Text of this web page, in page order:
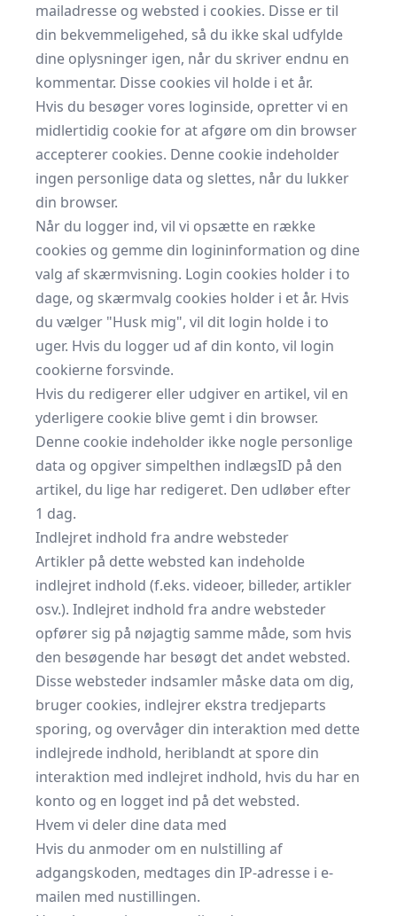
mailadresse og websted i cookies. Disse er til
din bekvemmeligehed, så du ikke skal udfylde
dine oplysninger igen, når du skriver endnu en
kommentar. Disse cookies vil holde i et år.
Hvis du besøger vores loginside, opretter vi en
midlertidig cookie for at afgøre om din browser
accepterer cookies. Denne cookie indeholder
ingen personlige data og slettes, når du lukker
din browser.
Når du logger ind, vil vi opsætte en række
cookies og gemme din logininformation og dine
valg af skærmvisning. Login cookies holder i to
dage, og skærmvalg cookies holder i et år. Hvis
du vælger "Husk mig", vil dit login holde i to
uger. Hvis du logger ud af din konto, vil login
cookierne forsvinde.
Hvis du redigerer eller udgiver en artikel, vil en
yderligere cookie blive gemt i din browser.
Denne cookie indeholder ikke nogle personlige
data og opgiver simpelthen indlægsID på den
artikel, du lige har redigeret. Den udløber efter
1 dag.
Indlejret indhold fra andre websteder
Artikler på dette websted kan indeholde
indlejret indhold (f.eks. videoer, billeder, artikler
osv.). Indlejret indhold fra andre websteder
opfører sig på nøjagtig samme måde, som hvis
den besøgende har besøgt det andet websted.
Disse websteder indsamler måske data om dig,
bruger cookies, indlejrer ekstra tredjeparts
sporing, og overvåger din interaktion med dette
indlejrede indhold, heriblandt at spore din
interaktion med indlejret indhold, hvis du har en
konto og en logget ind på det websted.
Hvem vi deler dine data med
Hvis du anmoder om en nulstilling af
adgangskoden, medtages din IP-adresse i e-
mailen med nustillingen.